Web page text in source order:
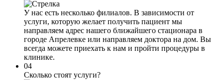
У нас есть несколько филиалов. В зависимости от
услуги, которую желает получить пациент мы
направляем адрес нашего ближайшего стационара в
городе Апрелевке или направляем доктора на дом. Вы
всегда можете приехать к нам и пройти процедуры в
клинике.
04
Сколько стоят услуги?